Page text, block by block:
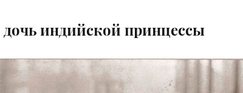
индийской принцессы